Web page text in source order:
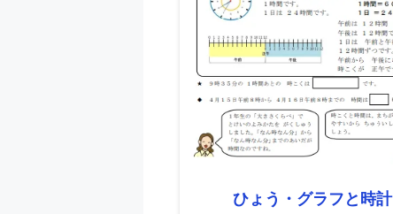
ひょう・グラフと時計